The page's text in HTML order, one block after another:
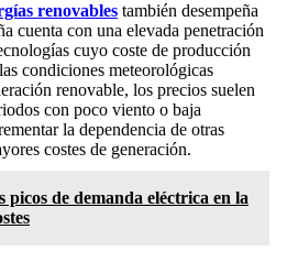
renovables también desempeña
cuenta con una elevada penetración
cuyo coste de producción
condiciones meteorológicas
renovable, los precios suelen
con poco viento o baja
la dependencia de otras
costes de generación.
picos de demanda eléctrica en la